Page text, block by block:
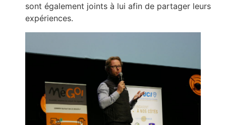
sont également joints à lui afin de partager leurs
expériences.